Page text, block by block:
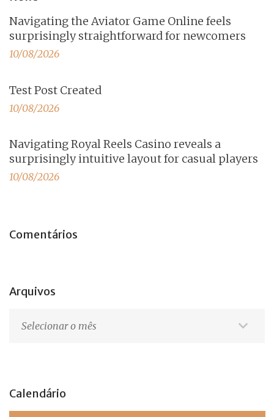
Navigating the Aviator Game Online feels
surprisingly straightforward for newcomers
10/08/2026
Test Post Created
10/08/2026
Navigating Royal Reels Casino reveals a
surprisingly intuitive layout for casual players
10/08/2026
Comentários
Arquivos
Calendário